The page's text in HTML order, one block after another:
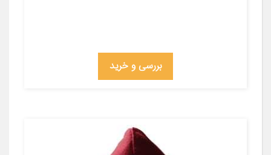
بررسی و خرید